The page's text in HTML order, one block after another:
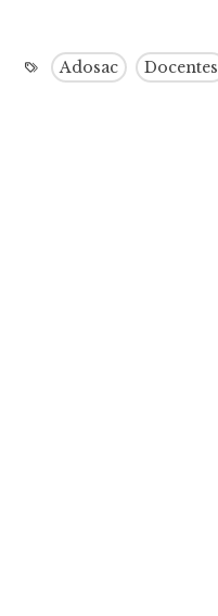
Adosac Docentes